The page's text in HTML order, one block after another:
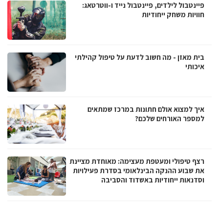
פיינטבול לילדים, פיינטבול נייד ו-ווטרטאג:
חוויות משחק ייחודיות
בית מאזן - מה חשוב לדעת על טיפול קהילתי
איכותי
איך למצוא אולם חתונות במרכז שמתאים
למספר האורחים שלכם?
רצף טיפולי ומעטפת מעצימה: מאוחדת מציינת
את שבוע ההנקה הבינלאומי בסדרת פעילויות
וסדנאות ייחודיות באשדוד והסביבה